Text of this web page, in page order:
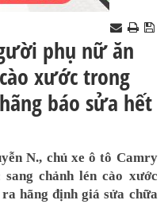
phụ nữ ăn
xước trong
báo sửa hết
N., chủ xe ô tô Camry
chảnh lén cào xước
hãng định giá sửa chữa